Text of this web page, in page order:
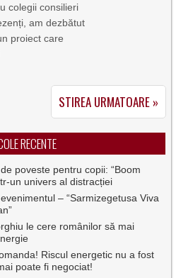
colegii consilieri
am dezbătut
proiect care
STIREA URMATOARE »
RECENTE
poveste pentru copii: “Boom
un univers al distracției
– “Sarmizegetusa Viva
le cere românilor să mai
Riscul energetic nu a fost
poate fi negociat!